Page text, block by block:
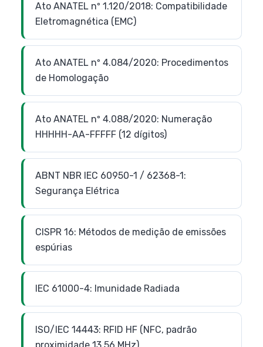
Ato ANATEL nº 1.120/2018: Compatibilidade
Eletromagnética (EMC)
Ato ANATEL nº 4.084/2020: Procedimentos
de Homologação
Ato ANATEL nº 4.088/2020: Numeração
HHHHH-AA-FFFFF (12 dígitos)
ABNT NBR IEC 60950-1 / 62368-1:
Segurança Elétrica
CISPR 16: Métodos de medição de emissões
espúrias
IEC 61000-4: Imunidade Radiada
ISO/IEC 14443: RFID HF (NFC, padrão